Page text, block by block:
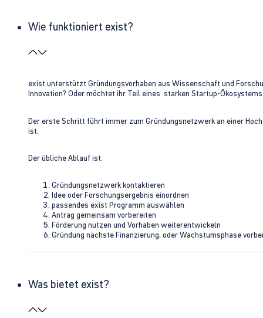
Wie funktioniert exist?
exist unterstützt Gründungsvorhaben aus Wissenschaft und
Innovation? Oder möchtet ihr Teil eines starken Startup-
Der erste Schritt führt immer zum Gründungsnetzwerk an einer
ist.
Der übliche Ablauf ist:
Gründungsnetzwerk kontaktieren
Idee oder Forschungsergebnis einordnen
passendes exist Programm auswählen
Antrag gemeinsam vorbereiten
Förderung nutzen und Vorhaben weiterentwickeln
Gründung nächste Finanzierung, oder Wachstumsphase
Was bietet exist?